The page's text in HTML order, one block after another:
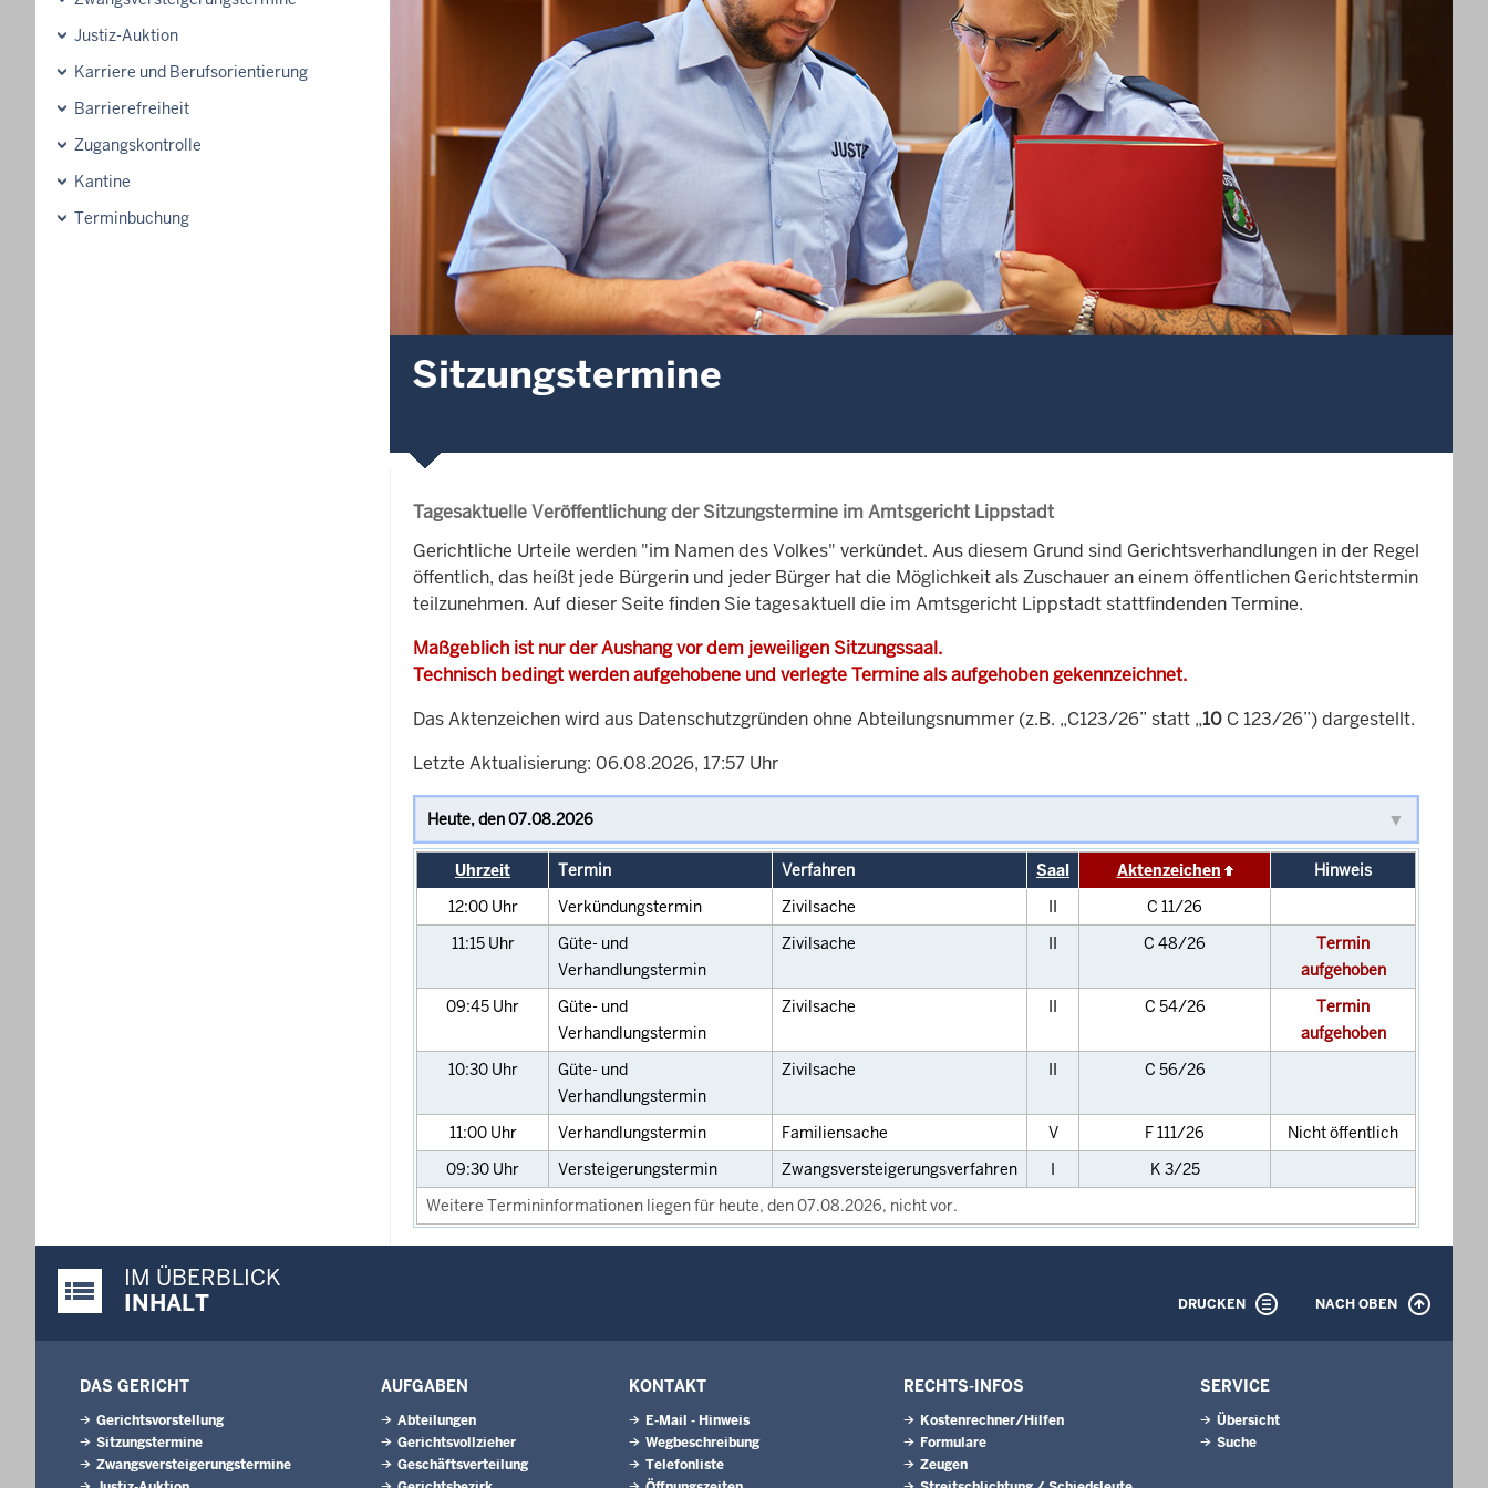
Justiz-Auktion
Karriere und Berufsorientierung
Barrierefreiheit
Zugangskontrolle
Kantine
Terminbuchung
Sitzungstermine
Tagesaktuelle Veröffentlichung der Sitzungstermine im Amtsgericht Lippstadt
Gerichtliche Urteile werden "im Namen des Volkes" verkündet. Aus diesem Grund sind Gerichtsverhandlungen in der Regel
öffentlich, das heißt jede Bürgerin und jeder Bürger hat die Möglichkeit als Zuschauer an einem öffentlichen Gerichtstermin
teilzunehmen. Auf dieser Seite finden Sie tagesaktuell die im Amtsgericht Lippstadt stattfindenden Termine.
Maßgeblich ist nur der Aushang vor dem jeweiligen Sitzungssaal.
Technisch bedingt werden aufgehobene und verlegte Termine als aufgehoben gekennzeichnet.
Das Aktenzeichen wird aus Datenschutzgründen ohne Abteilungsnummer (z.B. „C123/26” statt „10 C 123/26”) dargestellt.
Letzte Aktualisierung: 06.08.2026, 17:57 Uhr
Uhrzeit Termin Verfahren Saal Aktenzeichen
Hinweis
12:00 Uhr Verkündungstermin Zivilsache II
C 11/26
11:15 Uhr
Güte- und
Verhandlungstermin
Zivilsache II C 48/26
Termin
aufgehoben
09:45 Uhr
Güte- und
Verhandlungstermin
Zivilsache II C 54/26
Termin
aufgehoben
10:30 Uhr
Güte- und
Verhandlungstermin
Zivilsache II C 56/26
11:00 Uhr Verhandlungstermin Familiensache V F 111/26
Nicht öffentlich
09:30 Uhr Versteigerungstermin Zwangsversteigerungsverfahren I
K 3/25
Weitere Termininformationen liegen für heute, den 07.08.2026, nicht vor.
Justiz-Portal im Überblick:
IM ÜBERBLICK
INHALT
DRUCKEN NACH OBEN
DAS GERICHT
Gerichtsvorstellung
Sitzungstermine
Zwangsversteigerungs­termine
AUFGABEN
Abteilungen
Gerichtsvollzieher
Geschäftsverteilung
KONTAKT
E-Mail - Hinweis
Wegbeschreibung
Telefonliste
RECHTS-INFOS
Kostenrechner/Hilfen
Formulare
Zeugen
SERVICE
Übersicht
Suche